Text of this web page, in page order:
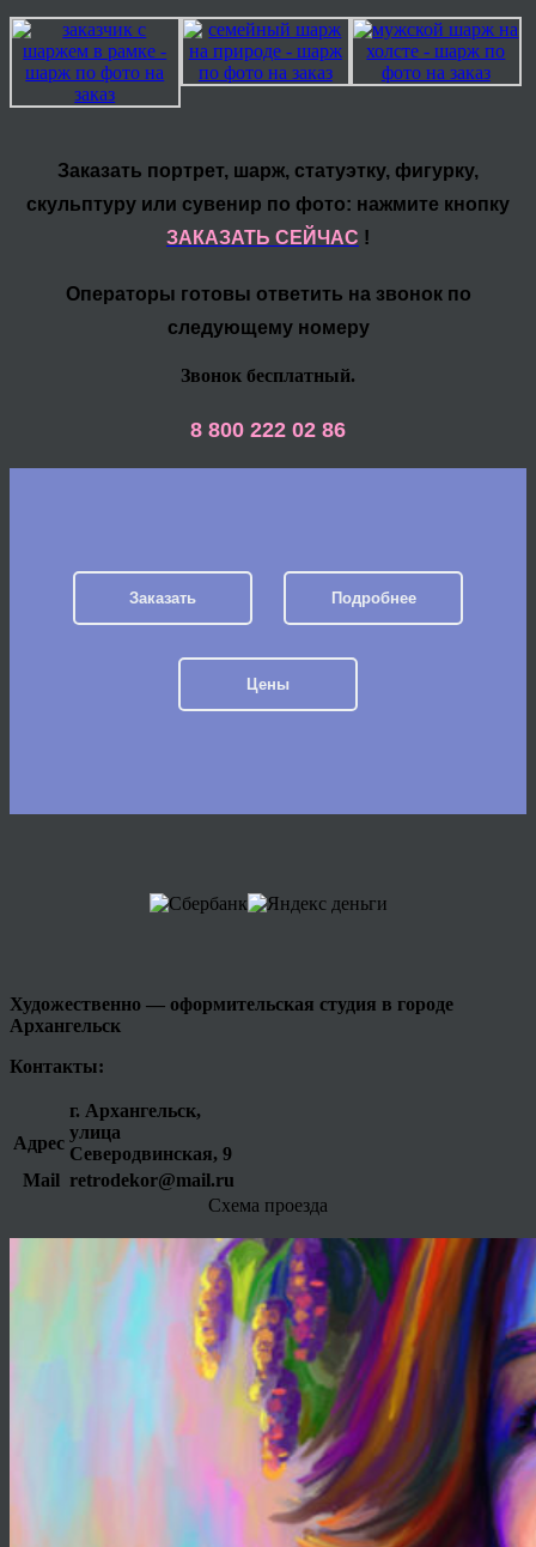
Заказать портрет, шарж, статуэтку, фигурку,
скульптуру или сувенир по фото: нажмите кнопку
ЗАКАЗАТЬ СЕЙЧАС !
Операторы готовы ответить на звонок по
следующему номеру
Звонок бесплатный.
8 800 222 02 86
Заказать Подробнее
Цены
Художественно — оформительская студия в городе
Архангельск
Контакты:
Адрес
г. Архангельск,
улица
Северодвинская, 9
Mail retrodekor@mail.ru
Схема проезда